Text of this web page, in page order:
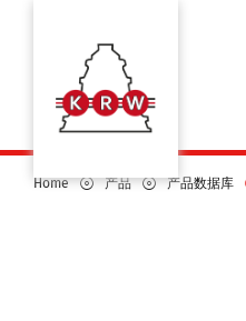
Home 产品 产品数据库